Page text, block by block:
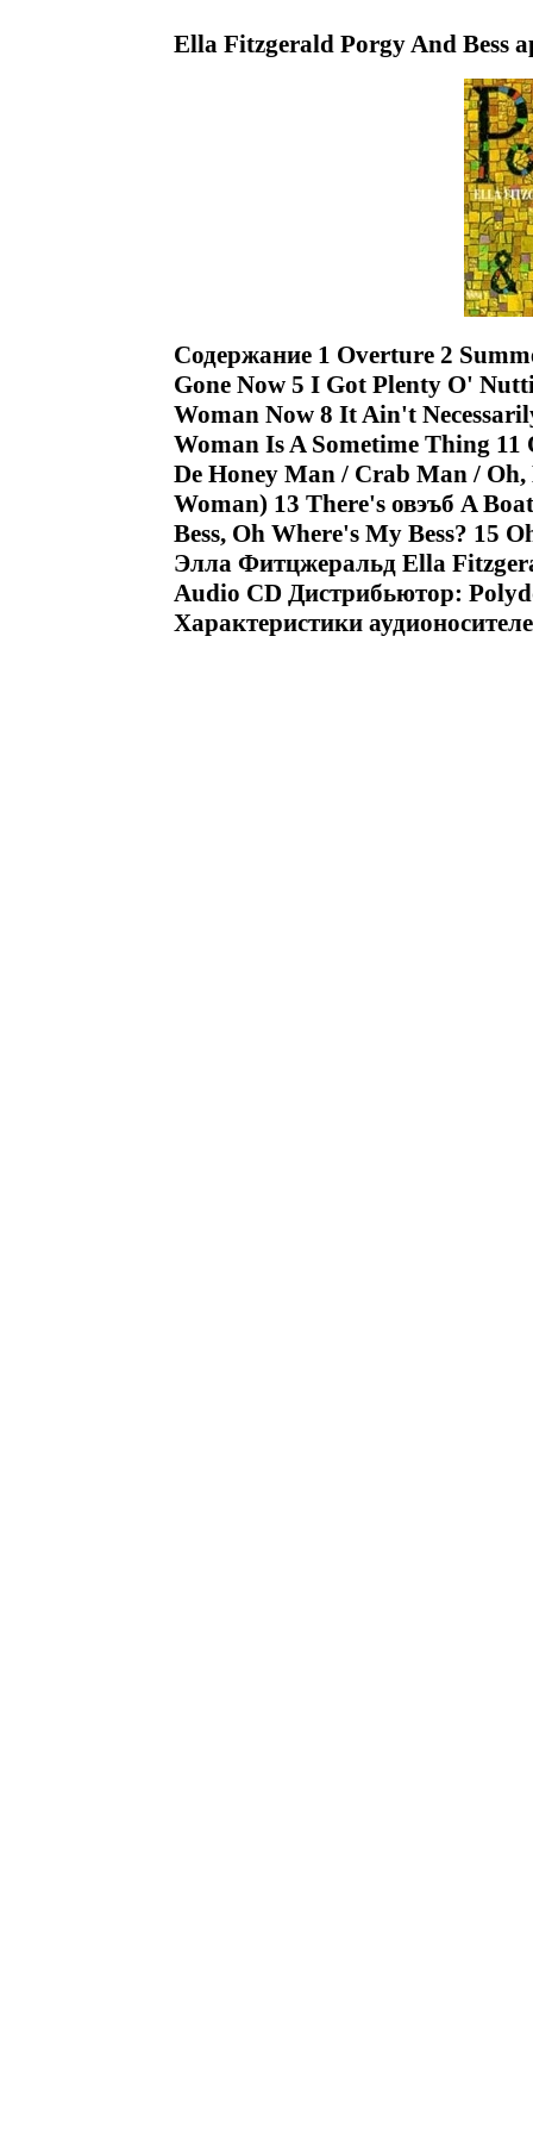
Ella Fitzgerald Porgy And Bess
Содержание 1 Overture 2
Gone Now 5 I Got Plenty О'
Woman Now 8 It Ain't
Woman Is A Sometime Thing 11
De Honey Man / Crab Man /
Woman) 13 There's овэъб A
Bess, Oh Where's My Bess? 15
Элла Фитцжеральд Ella
Audio CD Дистрибьютор:
Характеристики